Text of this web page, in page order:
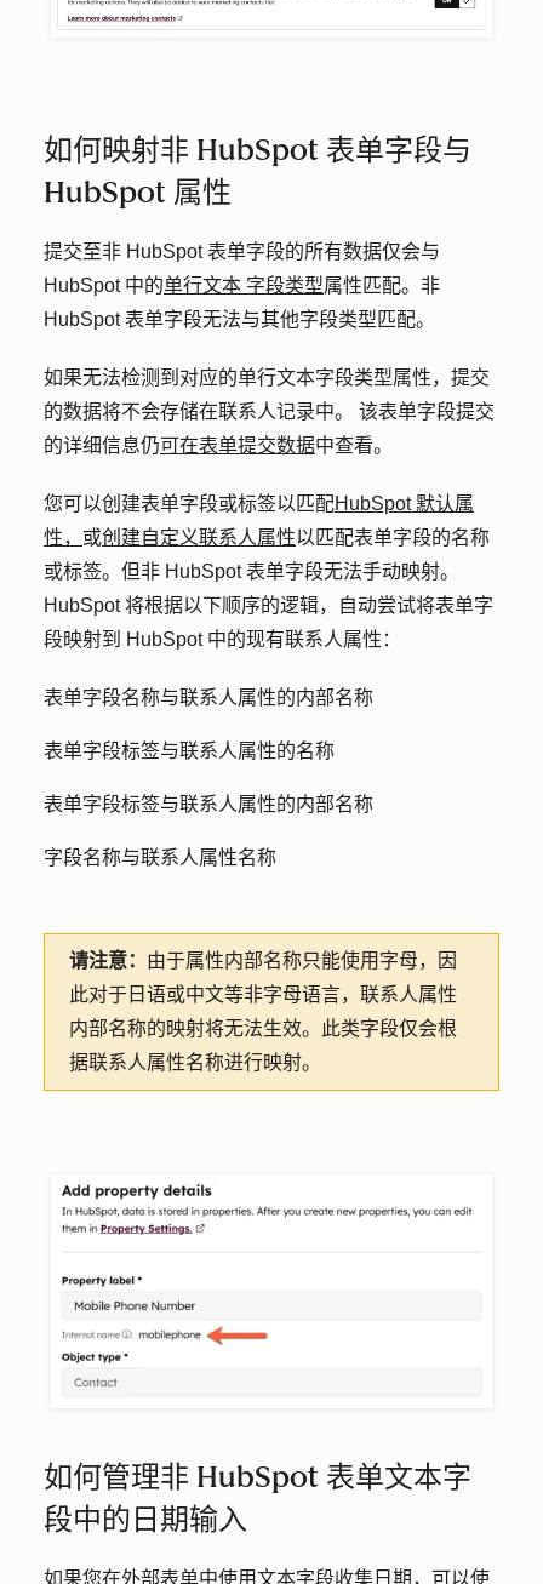
如何映射非 HubSpot 表单字段与
HubSpot 属性
提交至非 HubSpot 表单字段的所有数据仅会与
HubSpot 中的单行文本 字段类型属性匹配。非
HubSpot 表单字段无法与其他字段类型匹配。
如果无法检测到对应的单行文本字段类型属性，提交
的数据将不会存储在联系人记录中。 该表单字段提交
的详细信息仍可在表单提交数据中查看。
您可以创建表单字段或标签以匹配HubSpot 默认属
性， 或创建自定义联系人属性以匹配表单字段的名称
或标签。但非 HubSpot 表单字段无法手动映射。
HubSpot 将根据以下顺序的逻辑，自动尝试将表单字
段映射到 HubSpot 中的现有联系人属性：
表单字段名称与联系人属性的内部名称
表单字段标签与联系人属性的名称
表单字段标签与联系人属性的内部名称
字段名称与联系人属性名称
请注意： 由于属性内部名称只能使用字母，因
此对于日语或中文等非字母语言，联系人属性
内部名称的映射将无法生效。此类字段仅会根
据联系人属性名称进行映射。
如何管理非 HubSpot 表单文本字
段中的日期输入
如果您在外部表单中使用文本字段收集日期，可以使